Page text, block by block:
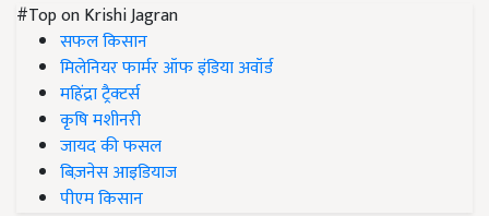
#Top on Krishi Jagran
सफल किसान
मिलेनियर फार्मर ऑफ इंडिया अवॉर्ड
महिंद्रा ट्रैक्टर्स
कृषि मशीनरी
जायद की फसल
बिज़नेस आइडियाज
पीएम किसान